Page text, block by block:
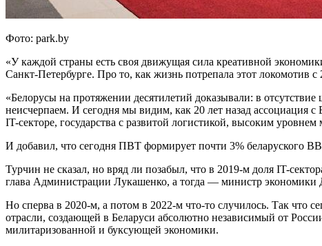
Фото: park.by
«У каждой страны есть своя движущая сила креативной
Санкт-Петербурге. Про то, как жизнь потрепала этот локомотив с
«Белорусы на протяжении десятилетий доказывали: в
неисчерпаем. И сегодня мы видим, как 20 лет назад ассоциация
IT-секторе, государства с развитой логистикой, высоким
И добавил, что сегодня ПВТ формирует почти 3% беларуского
Турчин не сказал, но вряд ли позабыл, что в 2019-м доля IT-
глава Администрации Лукашенко, а тогда — министр
Но сперва в 2020-м, а потом в 2022-м что-то случилось. Так что
отрасли, создающей в Беларуси абсолютно независимый от
милитаризованной и буксующей экономики.